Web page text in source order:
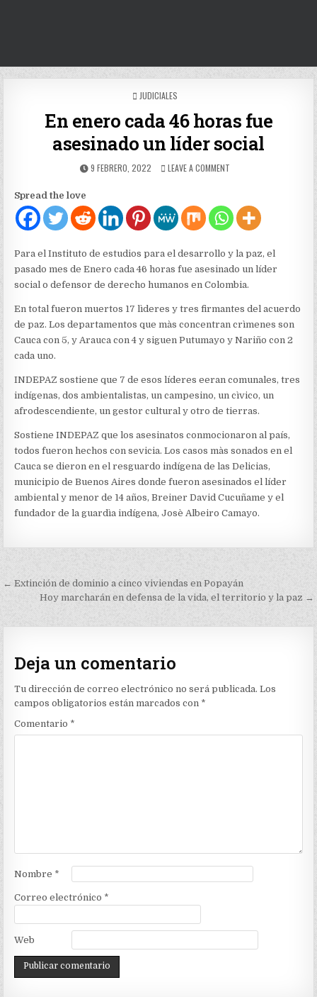
POSTED
JUDICIALES
En enero cada 46 horas fue
asesinado un líder social
PUBLISHED
9 FEBRERO, 2022 LEAVE A COMMENT
CADA
46
HORAS
ASESINADO
UN
LÍDER
SOCIAL
Spread the love
Para el Instituto de estudios para el desarrollo y la paz, el
pasado mes de Enero cada 46 horas fue asesinado un líder
social o defensor de derecho humanos en Colombia.
En total fueron muertos 17 lìderes y tres firmantes del acuerdo
de paz. Los departamentos que màs concentran crìmenes son
Cauca con 5, y Arauca con 4 y siguen Putumayo y Nariño con 2
cada uno.
INDEPAZ sostiene que 7 de esos líderes eeran comunales, tres
indígenas, dos ambientalistas, un campesino, un cìvico, un
afrodescendiente, un gestor cultural y otro de tierras.
Sostiene INDEPAZ que los asesinatos conmocionaron al país,
todos fueron hechos con sevicia. Los casos màs sonados en el
Cauca se dieron en el resguardo indígena de las Delicias,
municipio de Buenos Aires donde fueron asesinados el líder
ambiental y menor de 14 años, Breiner David Cucuñame y el
fundador de la guardìa indígena, Josè Albeiro Camayo.
Navegación
entradas
← Extinción de dominio a cinco viviendas en Popayán
Hoy marcharán en defensa de la vida, el territorio y la paz →
Deja un comentario
Tu dirección de correo electrónico no será publicada. Los
campos obligatorios están marcados con *
Comentario *
Nombre *
Correo electrónico *
Web